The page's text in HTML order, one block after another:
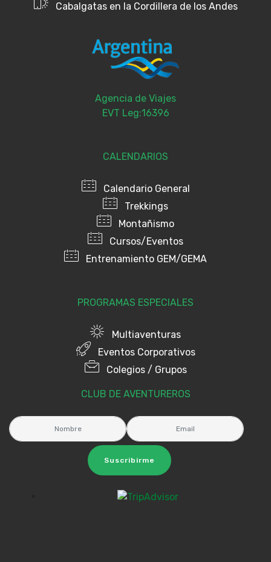
Cabalgatas en la Cordillera de los Andes
Agencia de Viajes
EVT Leg:16396
CALENDARIOS
Calendario General
Trekkings
Montañismo
Cursos/Eventos
Entrenamiento GEM/GEMA
PROGRAMAS ESPECIALES
Multiaventuras
Eventos Corporativos
Colegios / Grupos
CLUB DE AVENTUREROS
Suscribirme